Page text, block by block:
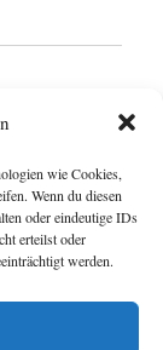
wie Cookies,
Wenn du diesen
oder eindeutige IDs
erteilst oder
werden.